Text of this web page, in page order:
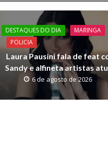
Li
nDESTAQUES DO DIA
MARINGA
POLICIA
Laura Pausini fala de feat
Sandy e alfineta artistas
6 de agosto de 2026